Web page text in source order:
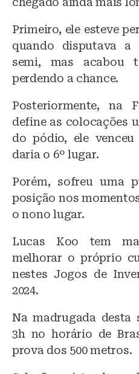
Primeiro, ele esteve
quando disputava a
semi, mas acabou
perdendo a chance.
Posteriormente, na
define as colocações
do pódio, ele
daria o 6º lugar.
Porém, sofreu uma
posição nos
o nono lugar.
Lucas Koo tem
melhorar o próprio
nestes Jogos de
2024.
Na madrugada desta
3h no horário de
prova dos 500 metros.